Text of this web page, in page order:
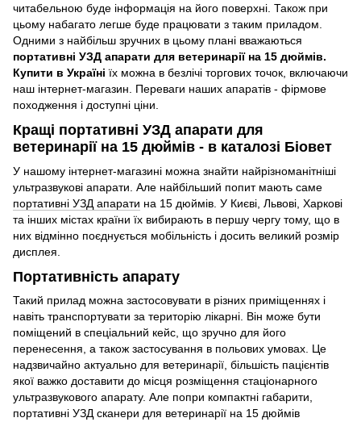
читабельною буде інформація на його поверхні. Також при
цьому набагато легше буде працювати з таким приладом.
Одними з найбільш зручних в цьому плані вважаються
портативні УЗД апарати для ветеринарії на 15 дюймів.
Купити в Україні їх можна в безлічі торгових точок, включаючи
наш інтернет-магазин. Переваги наших апаратів - фірмове
походження і доступні ціни.
Кращі портативні УЗД апарати для
ветеринарії на 15 дюймів - в каталозі Біовет
У нашому інтернет-магазині можна знайти найрізноманітніші
ультразвукові апарати. Але найбільший попит мають саме
портативні УЗД апарати на 15 дюймів. У Києві, Львові, Харкові
та інших містах країни їх вибирають в першу чергу тому, що в
них відмінно поєднується мобільність і досить великий розмір
дисплея.
Портативність апарату
Такий прилад можна застосовувати в різних приміщеннях і
навіть транспортувати за територію лікарні. Він може бути
поміщений в спеціальний кейс, що зручно для його
перенесення, а також застосування в польових умовах. Це
надзвичайно актуально для ветеринарії, більшість пацієнтів
якої важко доставити до місця розміщення стаціонарного
ультразвукового апарату. Але попри компактні габарити,
портативні УЗД сканери для ветеринарії на 15 дюймів